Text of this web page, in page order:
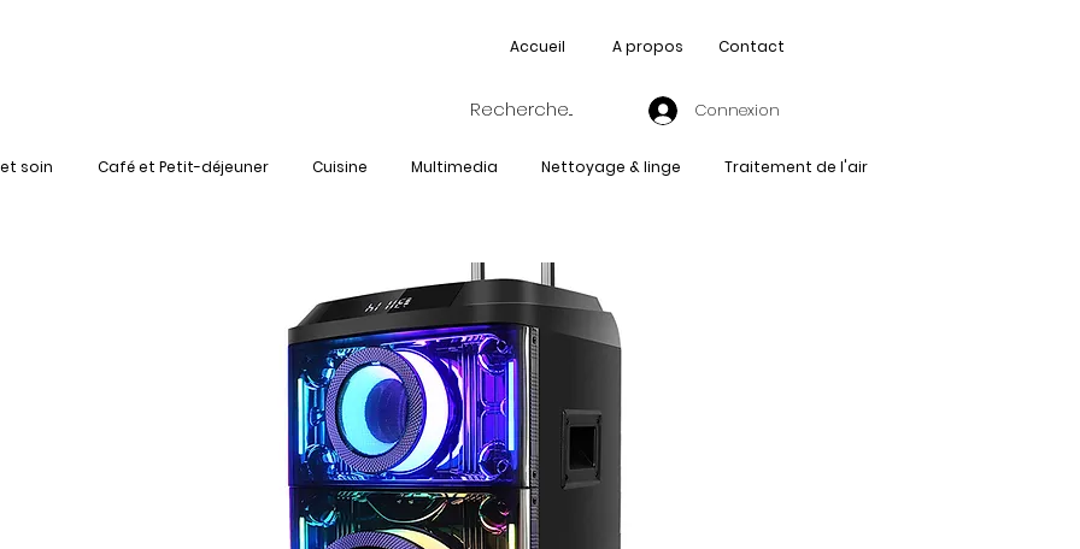
Accueil A propos Contact
Connexion
soin Café et Petit-déjeuner Cuisine Multimedia Nettoyage & linge Traitement de l'air